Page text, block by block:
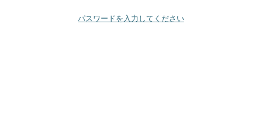
パスワードを入力してください